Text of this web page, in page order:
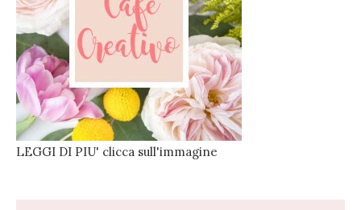
LEGGI DI PIU' clicca sull'immagine